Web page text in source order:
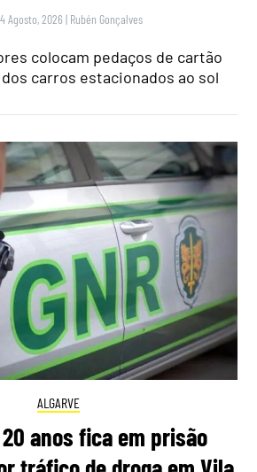
Agosto, 2026 | Rubén Gonçalves
colocam pedaços de cartão
carros estacionados ao sol
ALGARVE
anos fica em prisão